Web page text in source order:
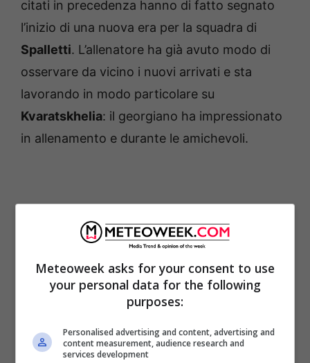
citati in precedenza hanno di fatto segnato
l’inizio di una nuova era per la squadra di
Spalletti. L’allenatore ha già avuto modo di
osservare da vicino i nuovi arrivati e sta
lavorando in modo particolare su
Kvaratskhelia: il georgiano ha impressionato
in allenamento e durante le amichevoli.
Meteoweek asks for your consent to use
your personal data for the following
purposes:
Personalised advertising and content, advertising and
content measurement, audience research and
services development